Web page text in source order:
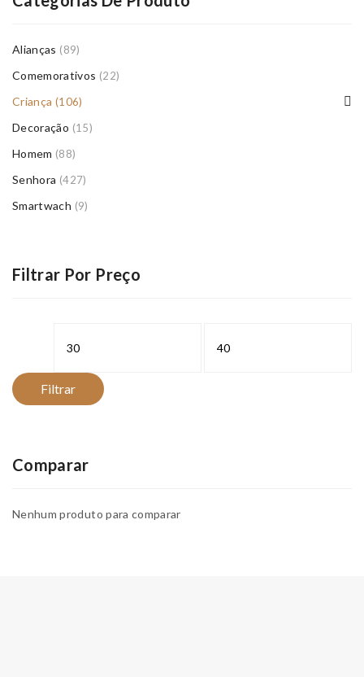
Alianças (89)
Comemorativos (22)
Criança (106)
Decoração (15)
Homem (88)
Senhora (427)
Smartwach (9)
Filtrar Por Preço
Filtrar
Comparar
Nenhum produto para comparar